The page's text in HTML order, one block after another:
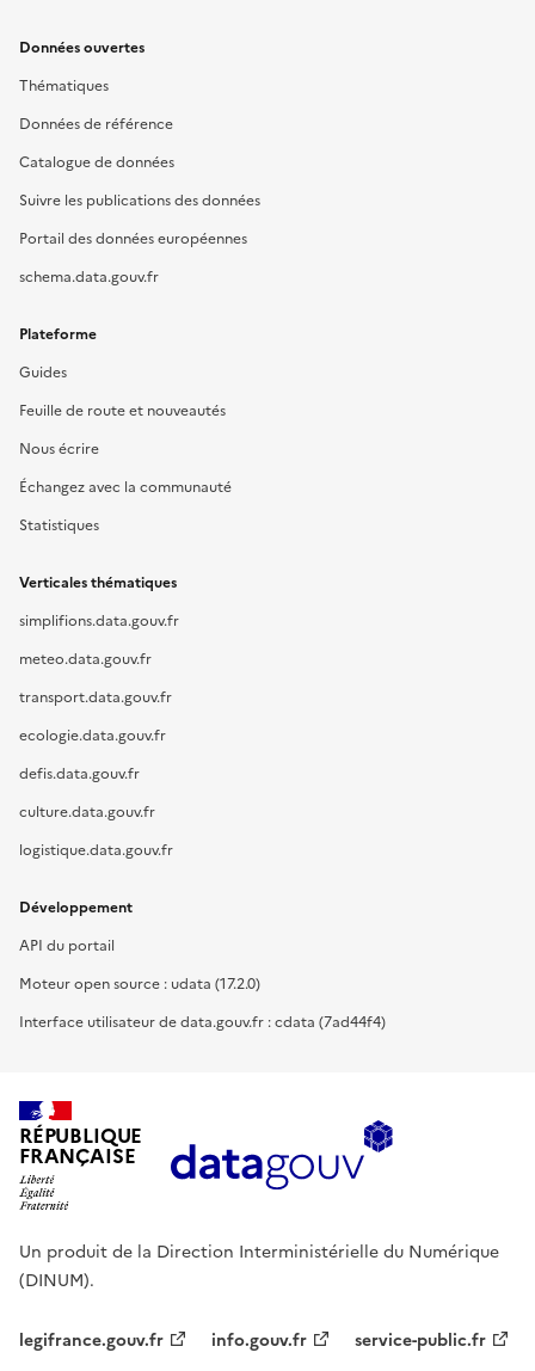
Données ouvertes
Thématiques
Données de référence
Catalogue de données
Suivre les publications des données
Portail des données européennes
schema.data.gouv.fr
Plateforme
Guides
Feuille de route et nouveautés
Nous écrire
Échangez avec la communauté
Statistiques
Verticales thématiques
simplifions.data.gouv.fr
meteo.data.gouv.fr
transport.data.gouv.fr
ecologie.data.gouv.fr
defis.data.gouv.fr
culture.data.gouv.fr
logistique.data.gouv.fr
Développement
API du portail
Moteur open source : udata (17.2.0)
Interface utilisateur de data.gouv.fr : cdata (7ad44f4)
RÉPUBLIQUE
FRANÇAISE
Un produit de la Direction Interministérielle du Numérique
(DINUM).
legifrance.gouv.fr info.gouv.fr service-public.fr